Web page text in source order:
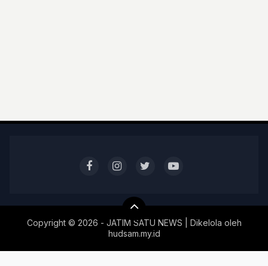
Copyright © 2026 - JATIM SATU NEWS | Dikelola oleh
hudsam.my.id